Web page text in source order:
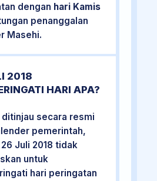
dengan hari Kamis
penanggalan
Masehi.
2018
HARI APA?
secara resmi
pemerintah,
Juli 2018 tidak
untuk
hari peringatan